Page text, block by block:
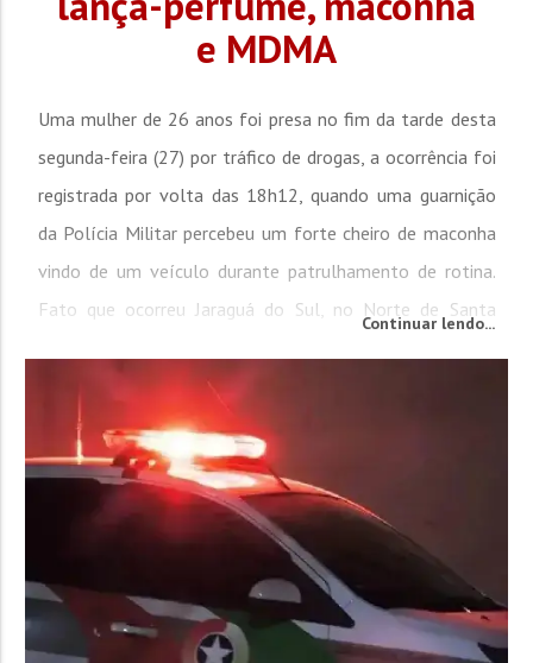
e MDMA
Uma mulher de 26 anos foi presa no fim da tarde desta
segunda-feira (27) por tráfico de drogas, a ocorrência foi
registrada por volta das 18h12, quando uma guarnição
da Polícia Militar percebeu um forte cheiro de maconha
vindo de um veículo durante patrulhamento de rotina.
Fato que ocorreu Jaraguá do Sul, no Norte de Santa
diversas pontas de cigarro com resquícios de...
Continuar lendo...